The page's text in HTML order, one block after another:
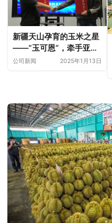
新疆天山孕育的玉米之星
——“玉可恩”，牵手亚果
会达成品牌共建战略合
公司新闻 2025年1月13日